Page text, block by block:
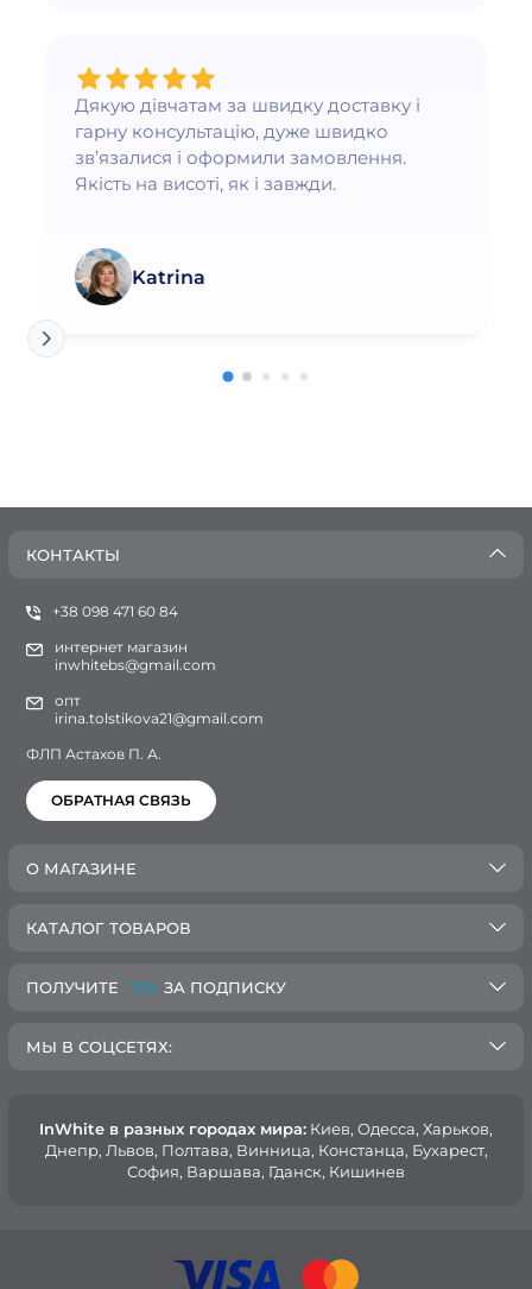
Дякую дівчатам за швидку доставку і
гарну консультацію, дуже швидко
зв’язалися і оформили замовлення.
Якість на висоті, як і завжди.
Katrina
КОНТАКТЫ
+38 098 471 60 84
интернет магазин
inwhitebs@gmail.com
опт
irina.tolstikova21@gmail.com
ФЛП Астахов П. А.
ОБРАТНАЯ СВЯЗЬ
О МАГАЗИНЕ
КАТАЛОГ ТОВАРОВ
ПОЛУЧИТЕ -10% ЗА ПОДПИСКУ
МЫ В СОЦСЕТЯХ:
InWhite в разных городах мира: Киев, Oдесса, Харьков,
Днепр, Львов, Полтава, Винница, Констанца, Бухарест,
София, Варшава, Гданск, Кишинев